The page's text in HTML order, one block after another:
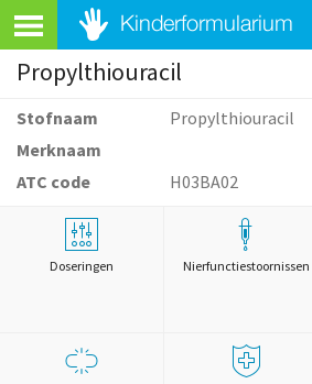
Propylthiouracil
Stofnaam
Propylthiouracil
Merknaam
ATC code
H03BA02
Doseringen Nierfunctiestoornissen